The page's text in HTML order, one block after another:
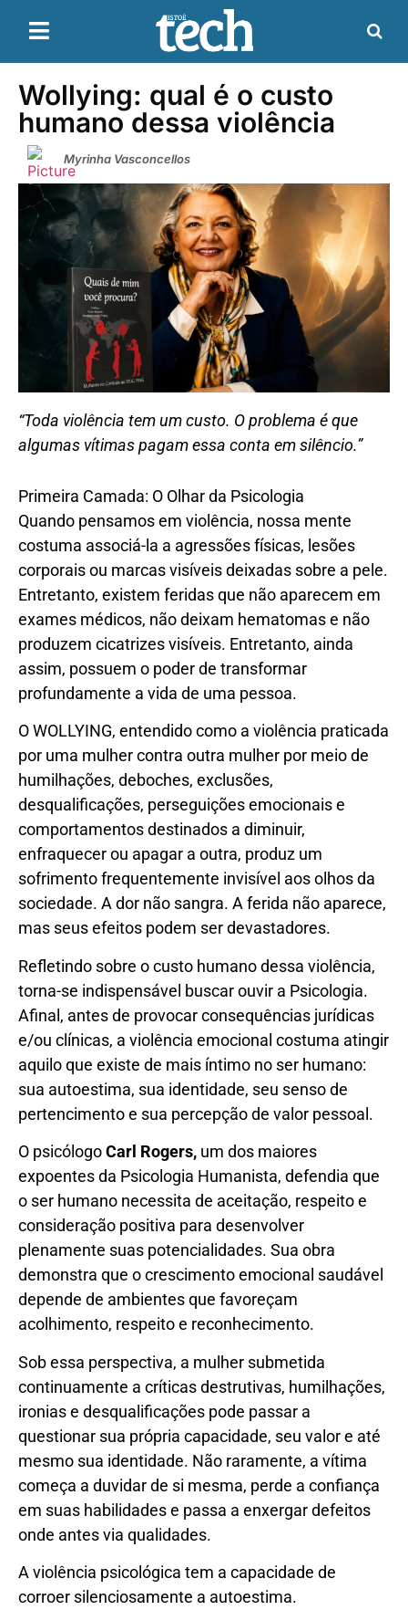
Wollying: qual é o custo
humano dessa violência
Myrinha Vasconcellos
“Toda violência tem um custo. O problema é que
algumas vítimas pagam essa conta em silêncio.”
Primeira Camada: O Olhar da Psicologia
Quando pensamos em violência, nossa mente
costuma associá-la a agressões físicas, lesões
corporais ou marcas visíveis deixadas sobre a pele.
Entretanto, existem feridas que não aparecem em
exames médicos, não deixam hematomas e não
produzem cicatrizes visíveis. Entretanto, ainda
assim, possuem o poder de transformar
profundamente a vida de uma pessoa.
O WOLLYING, entendido como a violência praticada
por uma mulher contra outra mulher por meio de
humilhações, deboches, exclusões,
desqualificações, perseguições emocionais e
comportamentos destinados a diminuir,
enfraquecer ou apagar a outra, produz um
sofrimento frequentemente invisível aos olhos da
sociedade. A dor não sangra. A ferida não aparece,
mas seus efeitos podem ser devastadores.
Refletindo sobre o custo humano dessa violência,
torna-se indispensável buscar ouvir a Psicologia.
Afinal, antes de provocar consequências jurídicas
e/ou clínicas, a violência emocional costuma atingir
aquilo que existe de mais íntimo no ser humano:
sua autoestima, sua identidade, seu senso de
pertencimento e sua percepção de valor pessoal.
O psicólogoCarl Rogers, um dos maiores
expoentes da Psicologia Humanista, defendia que
o ser humano necessita de aceitação, respeito e
consideração positiva para desenvolver
plenamente suas potencialidades. Sua obra
demonstra que o crescimento emocional saudável
depende de ambientes que favoreçam
acolhimento, respeito e reconhecimento.
Sob essa perspectiva, a mulher submetida
continuamente a críticas destrutivas, humilhações,
ironias e desqualificações pode passar a
questionar sua própria capacidade, seu valor e até
mesmo sua identidade. Não raramente, a vítima
começa a duvidar de si mesma, perde a confiança
em suas habilidades e passa a enxergar defeitos
onde antes via qualidades.
A violência psicológica tem a capacidade de
corroer silenciosamente a autoestima.